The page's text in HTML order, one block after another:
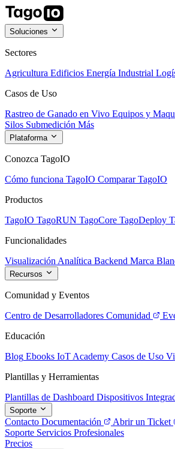
Soluciones
Sectores
Agricultura Edificios Energía Industrial
Casos de Uso
Rastreo de Ganado en Vivo Equipos y
Silos Submedición Más
Plataforma
Conozca TagoIO
Cómo funciona TagoIO Comparar TagoIO
Productos
TagoIO TagoRUN TagoCore TagoDeploy
Funcionalidades
Visualización Analítica Backend Marca
Recursos
Comunidad y Eventos
Centro de Desarrolladores Comunidad
Educación
Blog Ebooks IoT Academy Casos de Uso
Plantillas y Herramientas
Plantillas de Dashboard Dispositivos
Soporte
Contacto Documentación Abrir un Ticket
Soporte Servicios Profesionales
Precios